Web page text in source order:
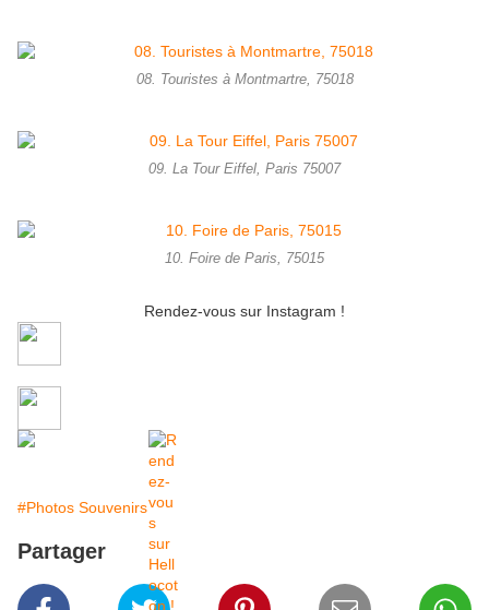
08. Touristes à Montmartre, 75018
09. La Tour Eiffel, Paris 75007
10. Foire de Paris, 75015
Rendez-vous sur Instagram !
#Photos Souvenirs
Partager